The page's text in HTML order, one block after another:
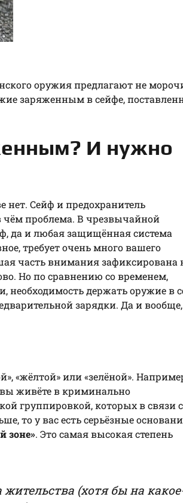
оружия предлагают не
заряженным в сейфе,
И нужно
нет. Сейф и предохранитель
чём проблема. В чрезвычайной
да и любая защищённая система
требует очень много вашего
часть внимания зафиксирована
Но по сравнению со временем,
необходимость держать оружие в
зарядки. Да и вообще,
«жёлтой» или «зелёной».
вы живёте в криминально
группировкой, которых в связи с
то у вас есть серьёзные
зоне». Это самая высокая степень
(хотя бы на